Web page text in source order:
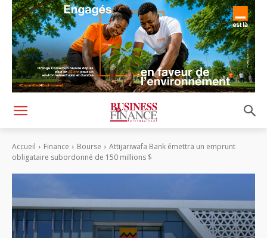
Accueil Finance Bourse
Attijariwafa Bank émettra un emprunt
obligataire subordonné de 150 millions $